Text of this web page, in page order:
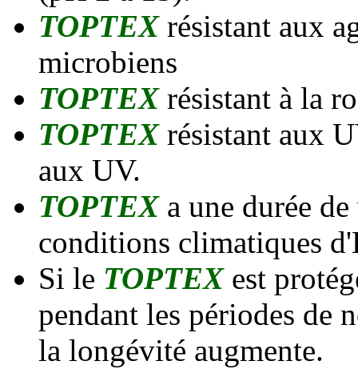
TOPTEX résistant aux
microbiens
TOPTEX résistant à la
TOPTEX résistant aux
aux UV.
TOPTEX a une durée
conditions climatiques
Si le TOPTEXest
pendant les périodes de
la longévité augmente.